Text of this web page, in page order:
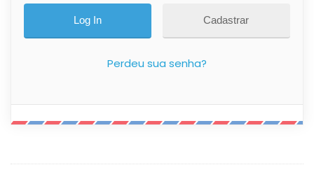
Cadastrar
Perdeu sua senha?